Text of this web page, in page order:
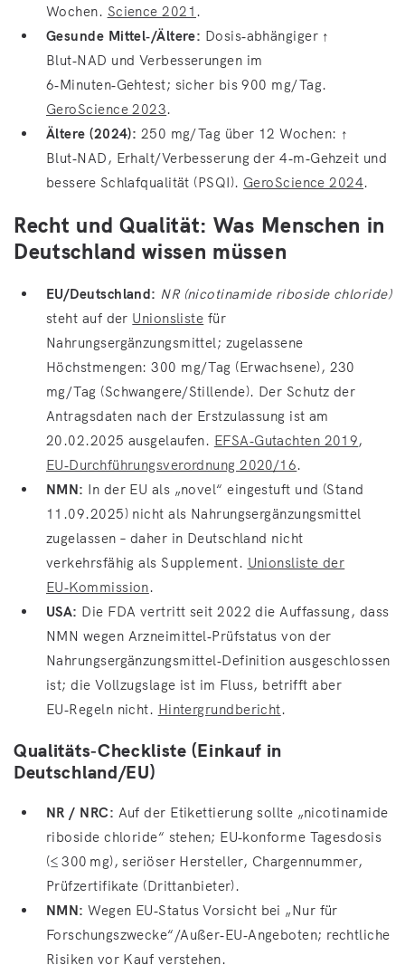
Wochen. Science 2021 .
Gesunde Mittel‑/Ältere: Dosis‑abhängiger ↑
Blut‑NAD und Verbesserungen im
6‑Minuten‑Gehtest; sicher bis 900 mg/Tag.
GeroScience 2023.
Ältere (2024): 250 mg/Tag über 12 Wochen: ↑
Blut‑NAD, Erhalt/Verbesserung der 4‑m‑Gehzeit und
bessere Schlafqualität (PSQI). GeroScience 2024.
Recht und Qualität: Was Menschen in
Deutschland wissen müssen
EU/Deutschland: NR (nicotinamide riboside chloride)
steht auf der Unionsliste für
Nahrungsergänzungsmittel; zugelassene
Höchstmengen: 300 mg/Tag (Erwachsene), 230
mg/Tag (Schwangere/Stillende). Der Schutz der
Antragsdaten nach der Erstzulassung ist am
20.02.2025 ausgelaufen. EFSA‑Gutachten 2019,
EU‑Durchführungsverordnung 2020/16.
NMN: In der EU als „novel“ eingestuft und (Stand
11.09.2025) nicht als Nahrungsergänzungsmittel
zugelassen – daher in Deutschland nicht
verkehrsfähig als Supplement. Unionsliste der
EU‑Kommission.
USA: Die FDA vertritt seit 2022 die Auffassung, dass
NMN wegen Arzneimittel‑Prüfstatus von der
Nahrungsergänzungsmittel‑Definition ausgeschlossen
ist; die Vollzugslage ist im Fluss, betrifft aber
EU‑Regeln nicht. Hintergrundbericht.
Qualitäts‑Checkliste (Einkauf in
Deutschland/EU)
NR / NRC: Auf der Etikettierung sollte „nicotinamide
riboside chloride“ stehen; EU‑konforme Tagesdosis
(≤ 300 mg), seriöser Hersteller, Chargennummer,
Prüfzertifikate (Drittanbieter).
NMN: Wegen EU‑Status Vorsicht bei „Nur für
Forschungszwecke“/Außer‑EU‑Angeboten; rechtliche
Risiken vor Kauf verstehen.